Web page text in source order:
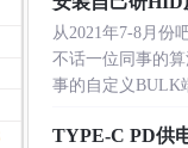
从2021年7-8月份
不话一位同事的
事的自定义BULK
TYPE-C PD供